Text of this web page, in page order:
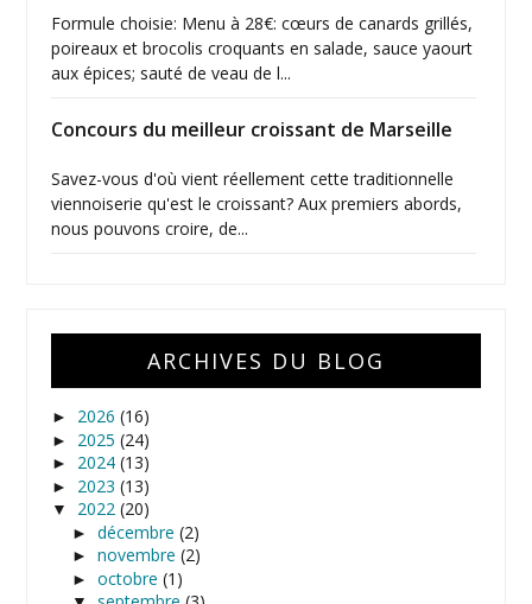
Formule choisie: Menu à 28€: cœurs de canards grillés,
poireaux et brocolis croquants en salade, sauce yaourt
aux épices; sauté de veau de l...
Concours du meilleur croissant de Marseille
Savez-vous d'où vient réellement cette traditionnelle
viennoiserie qu'est le croissant? Aux premiers abords,
nous pouvons croire, de...
ARCHIVES DU BLOG
► 2026(16)
► 2025(24)
► 2024(13)
► 2023(13)
▼ 2022(20)
►décembre(2)
►novembre(2)
►octobre(1)